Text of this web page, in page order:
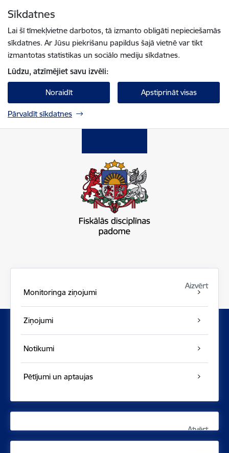
Sīkdatnes
Lai šī tīmekļvietne darbotos, tā izmanto obligāti nepieciešamās
sīkdatnes. Ar Jūsu piekrišanu papildus šajā vietnē var tikt
izmantotas statistikas un sociālo mediju sīkdatnes.
Lūdzu, atzīmējiet savu izvēli:
Noraidīt Apstiprināt visas
Pārvaldīt sīkdatnes
Aizvērt
Aizvērt
Monitoringa ziņojumi
Ziņojumi
Notikumi
Pētījumi un aptaujas
Atvērt
Atvērt